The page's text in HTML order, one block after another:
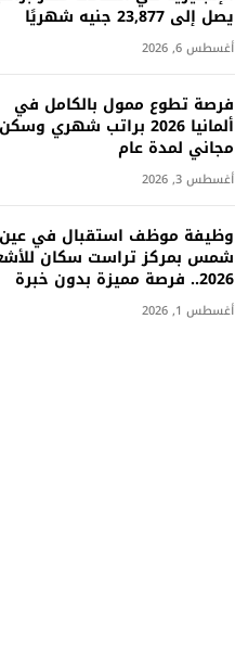
يصل إلى 23,877 جنيه شهريًا
أغسطس 6, 2026
فرصة تطوع ممول بالكامل في
ألمانيا 2026 براتب شهري وسكن
مجاني لمدة عام
أغسطس 3, 2026
وظيفة موظف استقبال في عين
شمس بمركز تراست سكان
2026.. فرصة مميزة بدون خبرة
أغسطس 1, 2026